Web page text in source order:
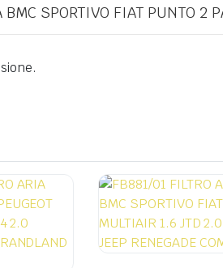
SPORTIVO FIAT PUNTO 2